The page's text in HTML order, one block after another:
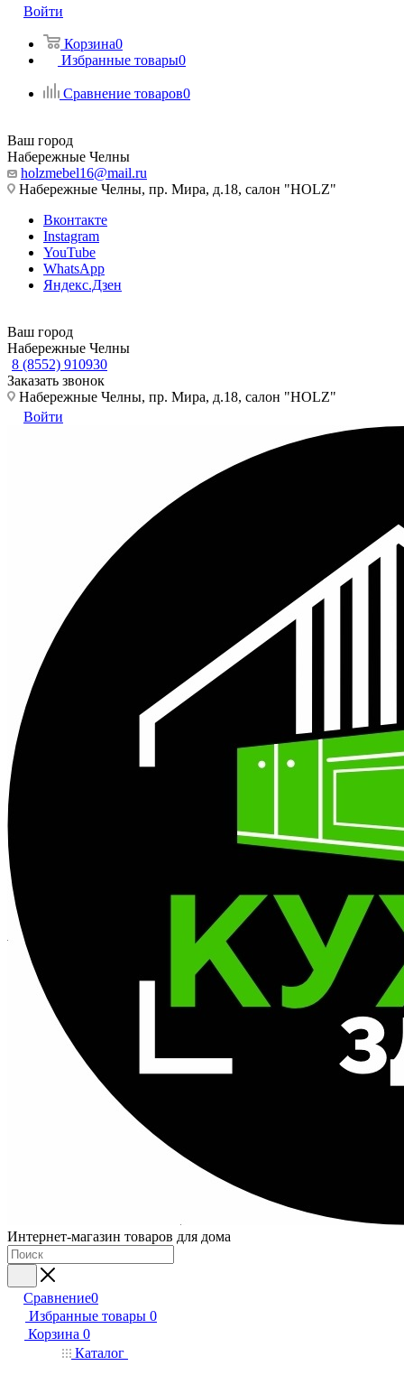
Войти
Корзина0
Избранные товары0
Сравнение товаров0
Ваш город
Набережные Челны
holzmebel16@mail.ru
Набережные Челны, пр. Мира, д.18, салон "HOLZ"
Вконтакте
Instagram
YouTube
WhatsApp
Яндекс.Дзен
Ваш город
Набережные Челны
8 (8552) 910930
Заказать звонок
Набережные Челны, пр. Мира, д.18, салон "HOLZ"
Войти
Интернет-магазин товаров для дома
Сравнение0
Избранные товары 0
Корзина 0
Каталог